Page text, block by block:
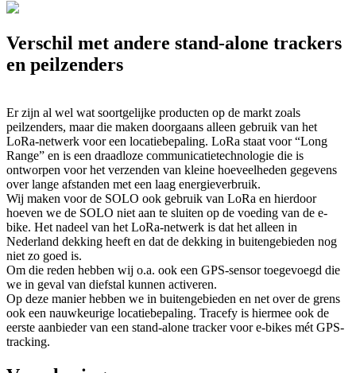
Verschil met andere stand-alone trackers
en peilzenders
Er zijn al wel wat soortgelijke producten op de markt zoals
peilzenders, maar die maken doorgaans alleen gebruik van het
LoRa-netwerk voor een locatiebepaling. LoRa staat voor “Long
Range” en is een draadloze communicatietechnologie die is
ontworpen voor het verzenden van kleine hoeveelheden gegevens
over lange afstanden met een laag energieverbruik.
Wij maken voor de SOLO ook gebruik van LoRa en hierdoor
hoeven we de SOLO niet aan te sluiten op de voeding van de e-
bike. Het nadeel van het LoRa-netwerk is dat het alleen in
Nederland dekking heeft en dat de dekking in buitengebieden nog
niet zo goed is.
Om die reden hebben wij o.a. ook een GPS-sensor toegevoegd die
we in geval van diefstal kunnen activeren.
Op deze manier hebben we in buitengebieden en net over de grens
ook een nauwkeurige locatiebepaling. Tracefy is hiermee ook de
eerste aanbieder van een stand-alone tracker voor e-bikes mét GPS-
tracking.